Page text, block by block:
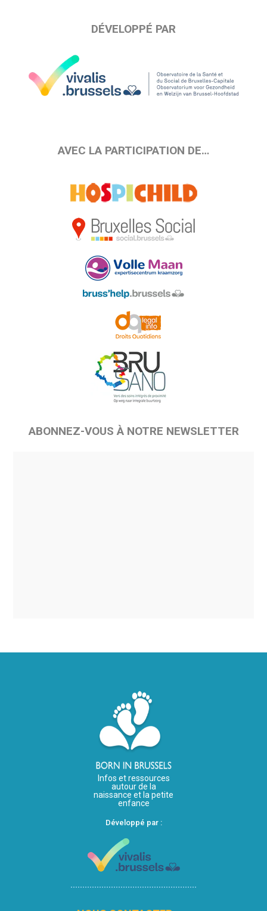
DÉVELOPPÉ PAR
AVEC LA PARTICIPATION DE…
ABONNEZ-VOUS À NOTRE NEWSLETTER
Infos et ressources
autour de la
naissance et la petite
enfance
Développé par :